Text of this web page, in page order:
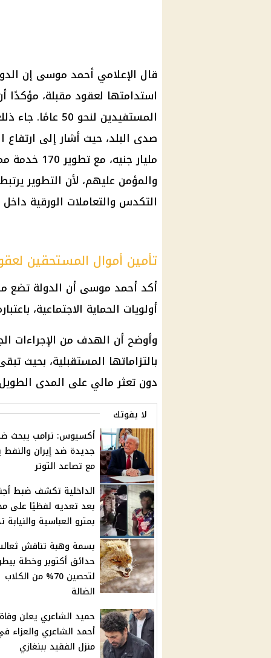
قال الإعلامي أحمد موسى إن
استدامتها لعقود مقبلة،
المستفيدين
مليار جنيه، مع تطوير 170 خدمة مميكنة. ويتأثر بهذه التصريحات
والمؤمن عليهم، لأن التطوير
التكدس والتعاملات الورقية داخل
تأمين أموال المستحقين
أكد أحمد موسى أن الدولة تضع
أولويات الحماية الاجتماعية،
وأوضح أن الهدف من الإجراءات
بالتزاماتها المستقبلية، بحيث
دون تعثر مالي على المدى
لا يفوتك
أكسيوس: ترامب يبحث
جديدة ضد إيران والنفط
مع تصاعد التوتر
الداخلية تكشف ضبط
بعد تعديه لفظيًا على
بمترو العباسية
بسمة وهبة تناقش
حدائق أكتوبر وخطة
لتحصين 70% من الكلاب
الضالة
حميد الشاعري يعلن
أحمد الشاعري والعزاء
منزل الفقيد ببنغازي